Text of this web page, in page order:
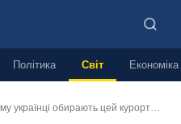
Політика Світ Економіка
українці обирають цей курорт…